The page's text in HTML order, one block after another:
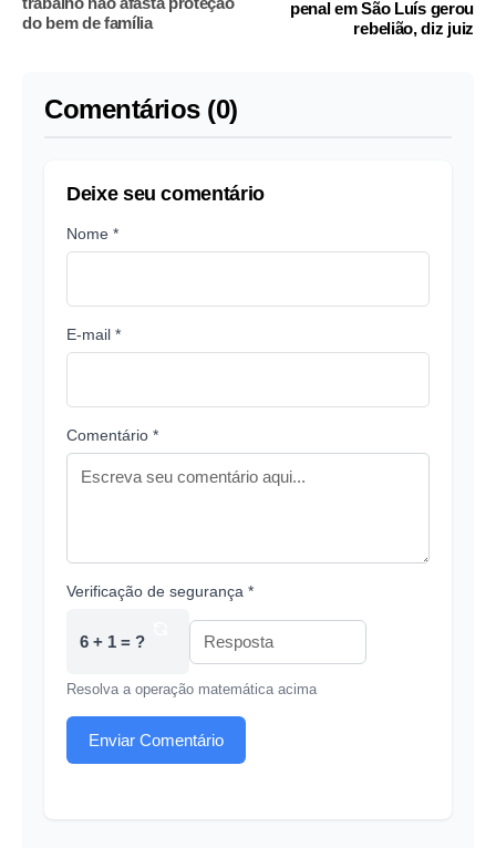
do bem de família
penal em São Luís gerou
rebelião, diz juiz
Comentários (0)
Deixe seu comentário
Nome *
E-mail *
Comentário *
Verificação de segurança *
6 + 1 = ?
Resolva a operação matemática acima
Enviar Comentário